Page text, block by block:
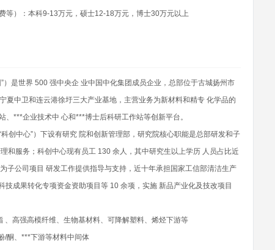
等）：本科9-13万元，硕士12-18万元，博士30万元以上
）是世界 500 强中央企 业中国中化集团成员企业，总部位于古城扬州市
夏中卫和连云港徐圩三大产业基地，主营业务为新材料和精专 化学品的
***企业技术中 心和***博士后科研工作站等创新平台。
创中心”）下设有研究 院和创新管理部，研究院核心职能是总部研发和子
和服务；科创中心现有员工 130 余人，其中研究生以上学历 人员占比近
子公司项目 研发工作提供指导与支持，近十年承担国家工信部清洁生产
技成果转化专项资金资助项目等 10 余项，实施 新品产业化及技改项目
高强高模纤维、生物基材料、可降解塑料、烯烃下游等
/酮、***下游等材料中间体